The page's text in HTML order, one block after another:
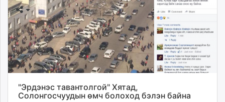
"Эрдэнэс тавантолгой" Хятад,
Солонгосчуудын өмч болоход бэлэн байна